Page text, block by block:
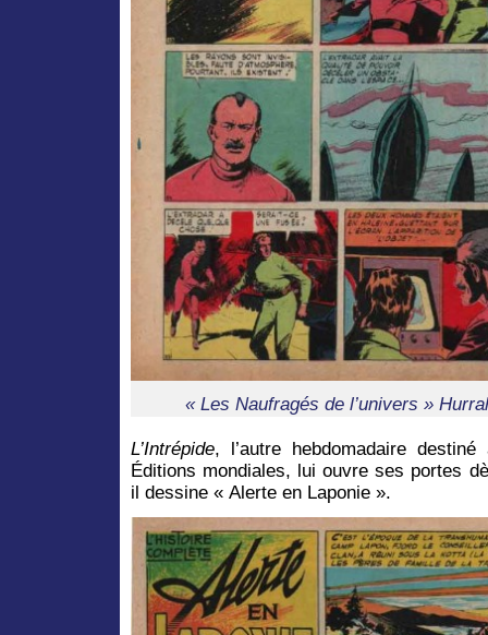
« Les Naufragés de l’univers »
L’Intrépide, l’autre hebdomadaire
Éditions mondiales, lui ouvre ses portes
il dessine « Alerte en Laponie ».